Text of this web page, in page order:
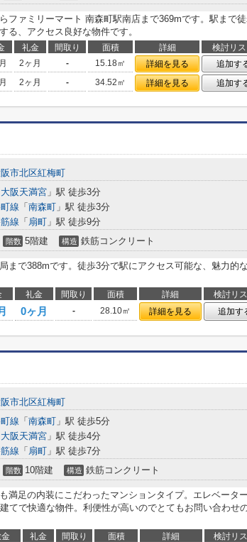
ファミリーマート 南森町駅南店まで369mです。駅まで
る、アクセス良好な物件です。
礼金 間取り 面積 詳細
検討リス
2ヶ月 - 15.18㎡ 詳細を見る
追加す
2ヶ月 - 34.52㎡ 詳細を見る 追加す
市北区紅梅町
大阪天満宮 」駅 徒歩3分
線 「 南森町 」駅 徒歩3分
線 「 扇町 」駅 徒歩9分
階数 5階建 構造 鉄筋コンクリート
まで388mです。徒歩3分で駅にアクセス可能な、魅力的
礼金 間取り 面積 詳細
検討リ
0ヶ月 - 28.10㎡ 詳細を見る 追加す
市北区紅梅町
線 「 南森町 」駅 徒歩5分
大阪天満宮 」駅 徒歩4分
線 「 扇町 」駅 徒歩7分
階数 10階建 構造 鉄筋コンクリート
満足の内装にこだわったマンションタイプ。エレベータ
てで快適な物件。利便性が高いのでとてもお問い合わせ
礼金 間取り 面積 詳細
検討リ